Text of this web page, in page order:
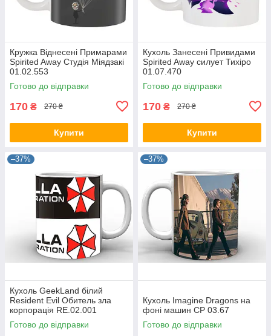
Кружка Віднесені Примарами
Spirited Away Студія Міядзакі
01.02.553
Готово до відправки
170 ₴ 270 ₴
Купити
Кухоль Занесені Привидами
Spirited Away силует Тихіро
01.07.470
Готово до відправки
170 ₴ 270 ₴
Купити
–37%
Кухоль GeekLand білий
Resident Evil Обитель зла
корпорація RE.02.001
Готово до відправки
–37%
Кухоль Imagine Dragons на
фоні машин CP 03.67
Готово до відправки